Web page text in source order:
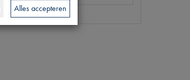
Alles accepteren